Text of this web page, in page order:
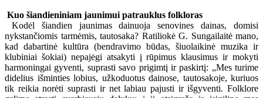
Kuo šiandieniniam jaunimui patrauklus folkloras
Kodėl šiandien jaunimas dainuoja senovines dainas, domisi
nykstančiomis tarmėmis, tautosaka? Ratiliokė G. Sungailaitė mano,
kad dabartinė kultūra (bendravimo būdas, šiuolaikinė muzika ir
klubiniai šokiai) nepajėgi atsakyti į rūpimus klausimus ir mokyti
harmoningai gyventi, suprasti savo prigimtį ir paskirtį: „Mes turime
didelius išminties lobius, užkoduotus dainose, tautosakoje, kuriuos
tik reikia norėti suprasti ir net labiau pajusti ir išgyventi. Folklore